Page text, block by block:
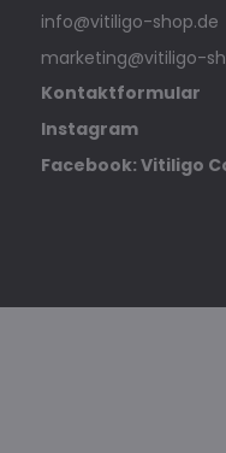
info@vitiligo-shop.de
marketing@vitiligo-
Kontaktformular
Instagram
Facebook: Vitiligo